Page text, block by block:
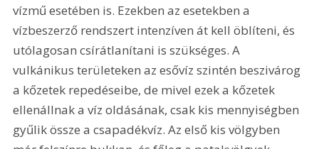
vízmű esetében is. Ezekben az esetekben a
vízbeszerző rendszert intenzíven át kell öblíteni, és
utólagosan csírátlanítani is szükséges. A
vulkánikus területeken az esővíz szintén beszivárog
a kőzetek repedéseibe, de mivel ezek a kőzetek
ellenállnak a víz oldásának, csak kis mennyiségben
gyűlik össze a csapadékvíz. Az első kis völgyben